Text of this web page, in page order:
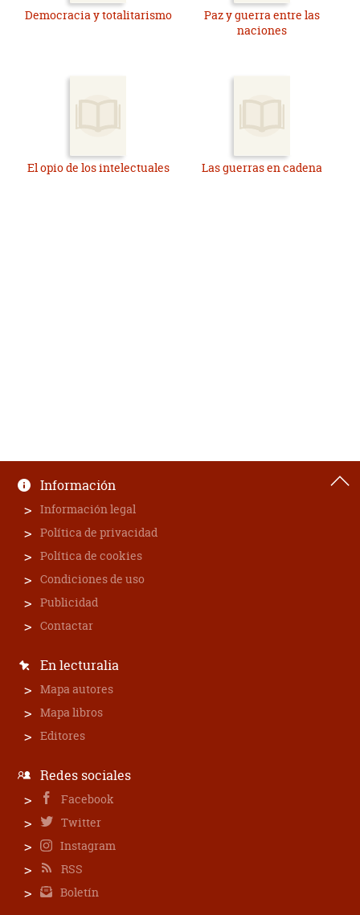
Democracia y totalitarismo
Paz y guerra entre las
naciones
El opio de los intelectuales Las guerras en cadena
Información
Información legal
Política de privacidad
Política de cookies
Condiciones de uso
Publicidad
Contactar
En lecturalia
Mapa autores
Mapa libros
Editores
Redes sociales
Facebook
Twitter
Instagram
RSS
Boletín